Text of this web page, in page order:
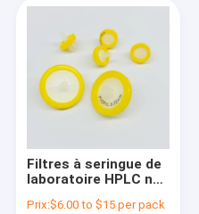
Filtres à seringue de
laboratoire HPLC non
seringue PVDF
Prix:$6.00 to $15 per pack